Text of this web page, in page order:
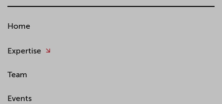
Home
Expertise
Team
Events